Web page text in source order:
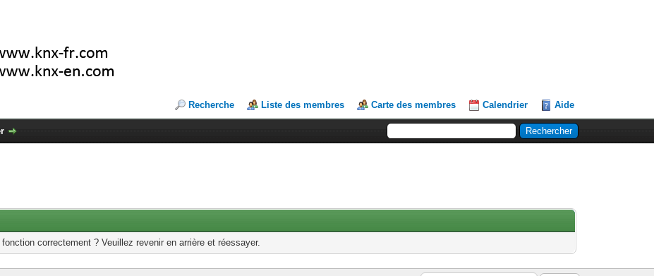
Recherche Liste des membres Carte des membres Calendrier Aide
correctement ? Veuillez revenir en arrière et réessayer.